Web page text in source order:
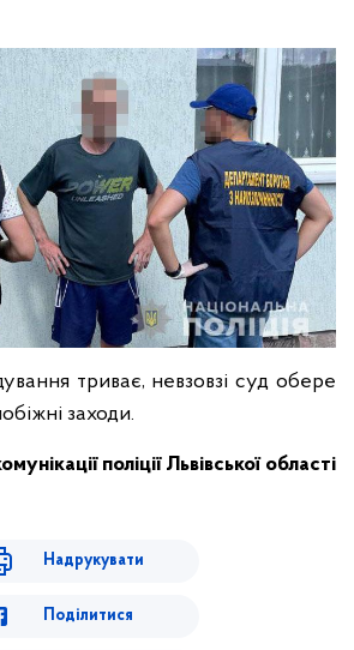
триває, невзовзі суд обере
заходи.
поліції Львівської області
Надрукувати
Поділитися